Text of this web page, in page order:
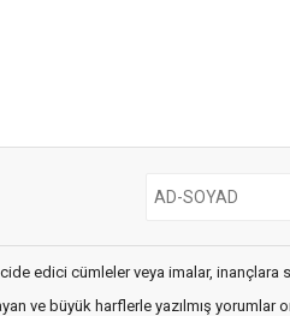
edici cümleler veya imalar, inançlara
ve büyük harflerle yazılmış yorumlar